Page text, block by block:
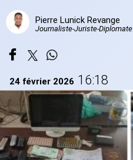
Pierre Lunick Revange
Journaliste-Juriste-Diplomate
24 février 2026 16:18